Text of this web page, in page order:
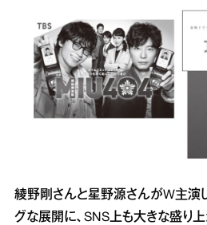
綾野剛さんと星野源さんがW主演し
グな展開に、SNS上も大きな盛り